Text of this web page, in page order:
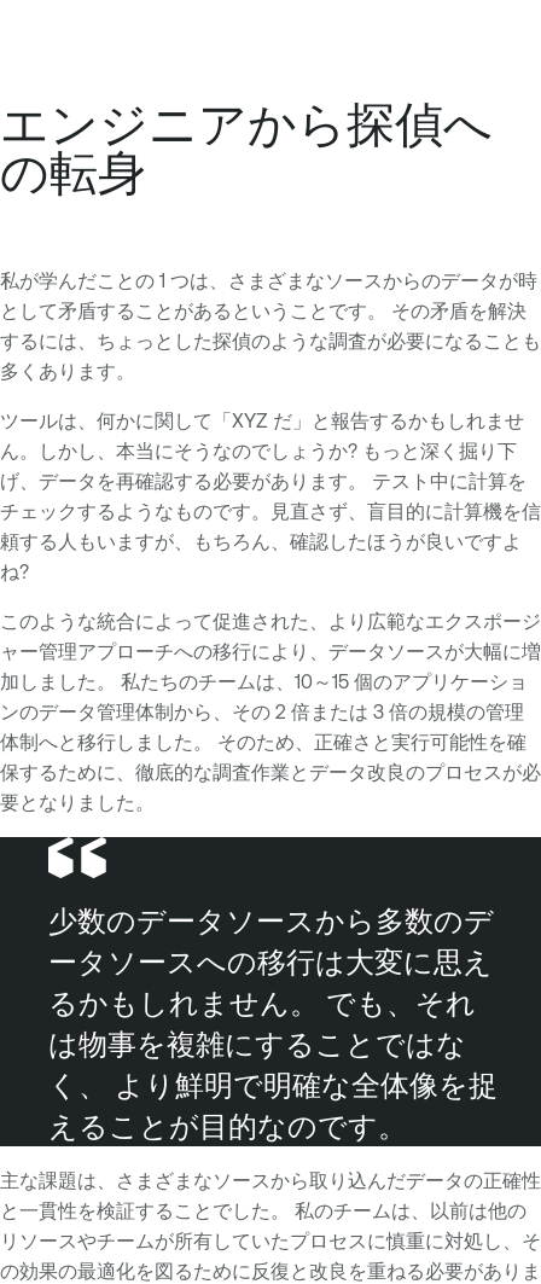
エンジニアから探偵へ
の転身
私が学んだことの 1 つは、さまざまなソースからのデータが時
として矛盾することがあるということです。 その矛盾を解決
するには、ちょっとした探偵のような調査が必要になることも
多くあります。
ツールは、何かに関して「XYZ だ」と報告するかもしれませ
ん。しかし、本当にそうなのでしょうか? もっと深く掘り下
げ、データを再確認する必要があります。 テスト中に計算を
チェックするようなものです。見直さず、盲目的に計算機を信
頼する人もいますが、もちろん、確認したほうが良いですよ
ね?
このような統合によって促進された、より広範なエクスポージ
ャー管理アプローチへの移行により、データソースが大幅に増
加しました。 私たちのチームは、10～15 個のアプリケーショ
ンのデータ管理体制から、その 2 倍または 3 倍の規模の管理
体制へと移行しました。 そのため、正確さと実行可能性を確
保するために、徹底的な調査作業とデータ改良のプロセスが必
要となりました。
少数のデータソースから多数のデ
ータソースへの移行は大変に思え
るかもしれません。 でも、それ
は物事を複雑にすることではな
く、 より鮮明で明確な全体像を捉
えることが目的なのです。
主な課題は、さまざまなソースから取り込んだデータの正確性
と一貫性を検証することでした。 私のチームは、以前は他の
リソースやチームが所有していたプロセスに慎重に対処し、そ
の効果の最適化を図るために反復と改良を重ねる必要がありま